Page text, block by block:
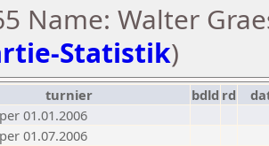
Name: Walter
Statistik)
turnier bdld rd
01.01.2006
01.07.2006